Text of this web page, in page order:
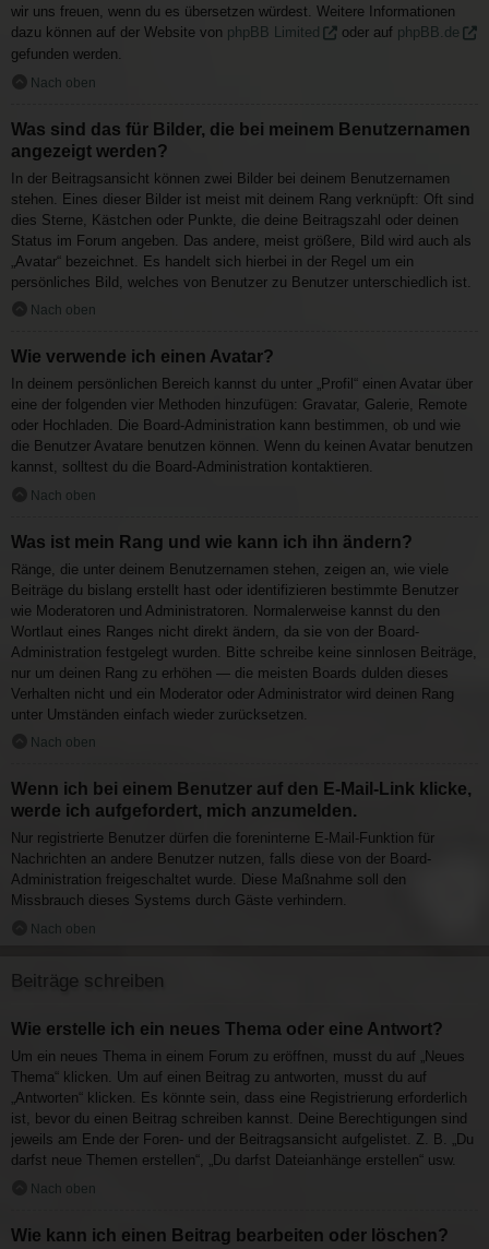
wir uns freuen, wenn du es übersetzen würdest. Weitere Informationen
dazu können auf der Website von phpBB Limited oder auf phpBB.de
gefunden werden.
Nach oben
Was sind das für Bilder, die bei meinem Benutzernamen
angezeigt werden?
In der Beitragsansicht können zwei Bilder bei deinem Benutzernamen
stehen. Eines dieser Bilder ist meist mit deinem Rang verknüpft: Oft sind
dies Sterne, Kästchen oder Punkte, die deine Beitragszahl oder deinen
Status im Forum angeben. Das andere, meist größere, Bild wird auch als
„Avatar“ bezeichnet. Es handelt sich hierbei in der Regel um ein
persönliches Bild, welches von Benutzer zu Benutzer unterschiedlich ist.
Nach oben
Wie verwende ich einen Avatar?
In deinem persönlichen Bereich kannst du unter „Profil“ einen Avatar über
eine der folgenden vier Methoden hinzufügen: Gravatar, Galerie, Remote
oder Hochladen. Die Board-Administration kann bestimmen, ob und wie
die Benutzer Avatare benutzen können. Wenn du keinen Avatar benutzen
kannst, solltest du die Board-Administration kontaktieren.
Nach oben
Was ist mein Rang und wie kann ich ihn ändern?
Ränge, die unter deinem Benutzernamen stehen, zeigen an, wie viele
Beiträge du bislang erstellt hast oder identifizieren bestimmte Benutzer
wie Moderatoren und Administratoren. Normalerweise kannst du den
Wortlaut eines Ranges nicht direkt ändern, da sie von der Board-
Administration festgelegt wurden. Bitte schreibe keine sinnlosen Beiträge,
nur um deinen Rang zu erhöhen — die meisten Boards dulden dieses
Verhalten nicht und ein Moderator oder Administrator wird deinen Rang
unter Umständen einfach wieder zurücksetzen.
Nach oben
Wenn ich bei einem Benutzer auf den E-Mail-Link klicke,
werde ich aufgefordert, mich anzumelden.
Nur registrierte Benutzer dürfen die foreninterne E-Mail-Funktion für
Nachrichten an andere Benutzer nutzen, falls diese von der Board-
Administration freigeschaltet wurde. Diese Maßnahme soll den
Missbrauch dieses Systems durch Gäste verhindern.
Nach oben
Beiträge schreiben
Wie erstelle ich ein neues Thema oder eine Antwort?
Um ein neues Thema in einem Forum zu eröffnen, musst du auf „Neues
Thema“ klicken. Um auf einen Beitrag zu antworten, musst du auf
„Antworten“ klicken. Es könnte sein, dass eine Registrierung erforderlich
ist, bevor du einen Beitrag schreiben kannst. Deine Berechtigungen sind
jeweils am Ende der Foren- und der Beitragsansicht aufgelistet. Z. B. „Du
darfst neue Themen erstellen“, „Du darfst Dateianhänge erstellen“ usw.
Nach oben
Wie kann ich einen Beitrag bearbeiten oder löschen?